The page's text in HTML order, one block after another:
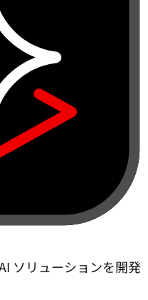
ソリューションを開発